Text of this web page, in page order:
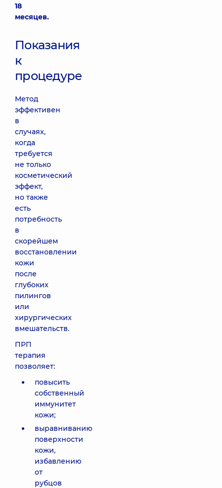
18
месяцев.
Показания
к
процедуре
Метод
эффективен
в
случаях,
когда
требуется
не только
косметический
эффект,
но также
есть
потребность
в
скорейшем
восстановлении
кожи
после
глубоких
пилингов
или
хирургических
вмешательств.
ПРП
терапия
позволяет:
повысить
собственный
иммунитет
кожи;
выравниванию
поверхности
кожи,
избавлению
от
рубцов